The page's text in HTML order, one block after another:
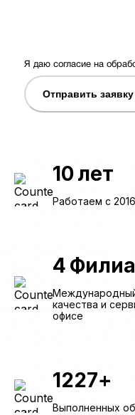
Я даю согласие на
Отправить заявку
10лет
Работаем с
4
качества и
офисе
1227+
Выполненных